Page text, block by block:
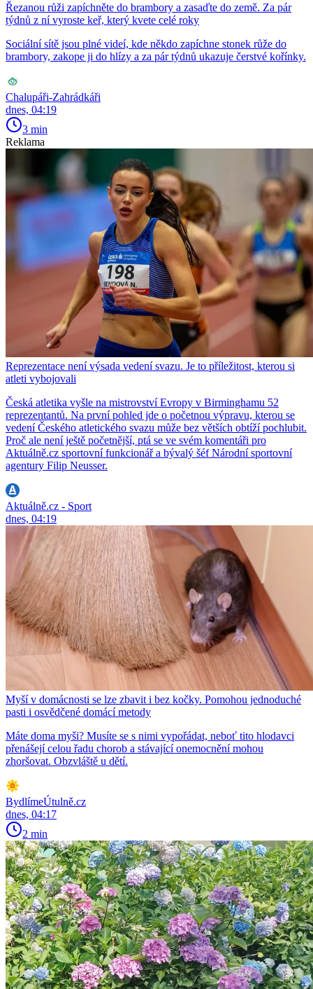
Řezanou růži zapíchněte do brambory a zasaďte do země. Za pár
týdnů z ní vyroste keř, který kvete celé roky
Sociální sítě jsou plné videí, kde někdo zapíchne stonek růže do
brambory, zakope ji do hlízy a za pár týdnů ukazuje čerstvé kořínky.
Chalupáři-Zahrádkáři
dnes, 04:19
3 min
Reklama
Reprezentace není výsada vedení svazu. Je to příležitost, kterou si
atleti vybojovali
Česká atletika vyšle na mistrovství Evropy v Birminghamu 52
reprezentantů. Na první pohled jde o početnou výpravu, kterou se
vedení Českého atletického svazu může bez větších obtíží pochlubit.
Proč ale není ještě početnější, ptá se ve svém komentáři pro
Aktuálně.cz sportovní funkcionář a bývalý šéf Národní sportovní
agentury Filip Neusser.
Aktuálně.cz - Sport
dnes, 04:19
Myší v domácnosti se lze zbavit i bez kočky. Pomohou jednoduché
pasti i osvědčené domácí metody
Máte doma myši? Musíte se s nimi vypořádat, neboť tito hlodavci
přenášejí celou řadu chorob a stávající onemocnění mohou
zhoršovat. Obzvláště u dětí.
BydlímeÚtulně.cz
dnes, 04:17
2 min